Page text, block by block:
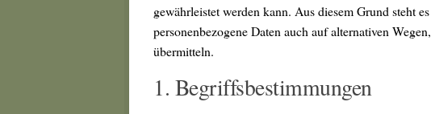
gewährleistet werden kann. Aus diesem Grund steht
personenbezogene Daten auch auf alternativen
übermitteln.
1. Begriffsbestimmungen